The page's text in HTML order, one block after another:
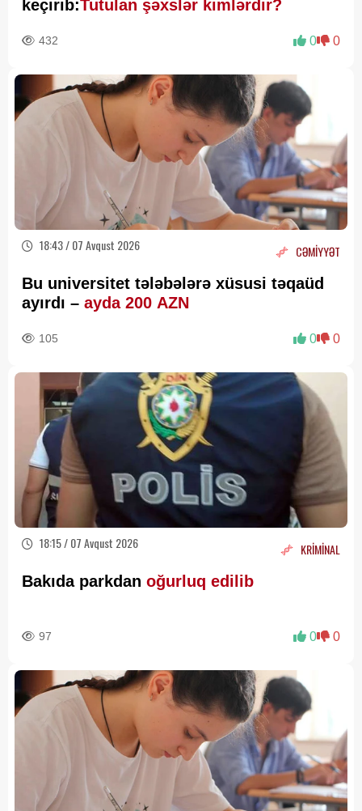
keçirib:Tutulan şəxslər kimlərdir?
432 0 0
18:43 / 07 Avqust 2026 CƏMİYYƏT
Bu universitet tələbələrə xüsusi təqaüd
ayırdı – ayda 200 AZN
105 0 0
18:15 / 07 Avqust 2026 KRİMİNAL
Bakıda parkdan oğurluq edilib
97 0 0